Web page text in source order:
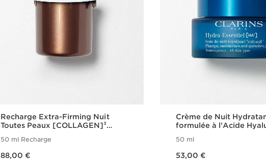
Recharge Extra-Firming Nuit
Toutes Peaux [COLLAGEN]³
50 ml Recharge
88,00 €
Crème de Nuit
formulée à l'Acide
50 ml
53,00 €